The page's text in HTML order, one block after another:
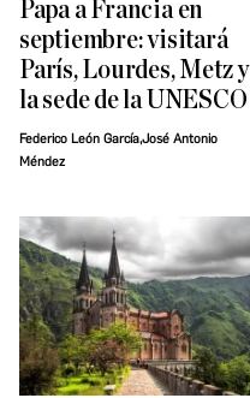
Papa a Francia en
septiembre: visitará
París, Lourdes, Metz y
la sede de la UNESCO
Federico León García,José Antonio
Méndez